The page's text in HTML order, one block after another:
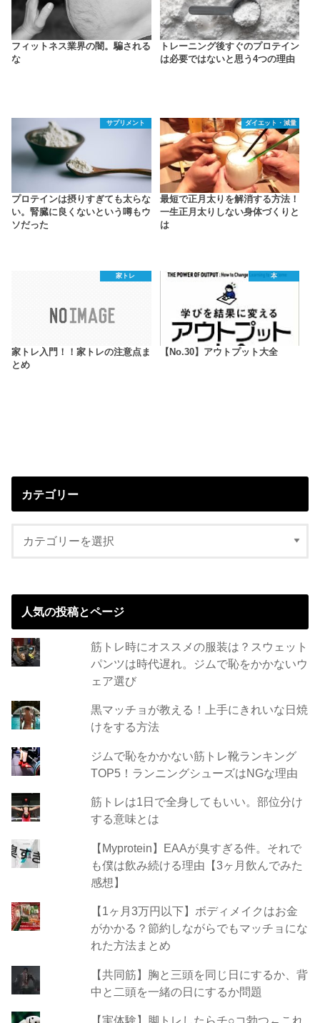
フィットネス業界の闇。騙される
な
トレーニング後すぐのプロテイン
は必要ではないと思う4つの理由
サプリメント
プロテインは摂りすぎても太らな
い。腎臓に良くないという噂もウ
ソだった
ダイエット・減量
最短で正月太りを解消する方法！
一生正月太りしない身体づくりと
は
家トレ
家トレ入門！！家トレの注意点ま
とめ
本
【No.30】アウトプット大全
カテゴリー
人気の投稿とページ
筋トレ時にオススメの服装は？スウェット
パンツは時代遅れ。ジムで恥をかかないウ
ェア選び
黒マッチョが教える！上手にきれいな日焼
けをする方法
ジムで恥をかかない筋トレ靴ランキング
TOP5！ランニングシューズはNGな理由
筋トレは1日で全身してもいい。部位分け
する意味とは
【Myprotein】EAAが臭すぎる件。それで
も僕は飲み続ける理由【3ヶ月飲んでみた
感想】
【1ヶ月3万円以下】ボディメイクはお金
がかかる？節約しながらでもマッチョにな
れた方法まとめ
【共同筋】胸と三頭を同じ日にするか、背
中と二頭を一緒の日にするか問題
【実体験】脚トレしたらチ○コ勃つ←これ